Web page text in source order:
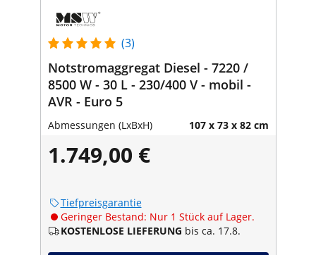
(3)
Notstromaggregat Diesel - 7220 /
8500 W - 30 L - 230/400 V - mobil -
AVR - Euro 5
Abmessungen (LxBxH) 107 x 73 x 82 cm
1.749,00 €
Tiefpreisgarantie
Geringer Bestand: Nur 1 Stück auf Lager.
KOSTENLOSE LIEFERUNG bis ca. 17.8.